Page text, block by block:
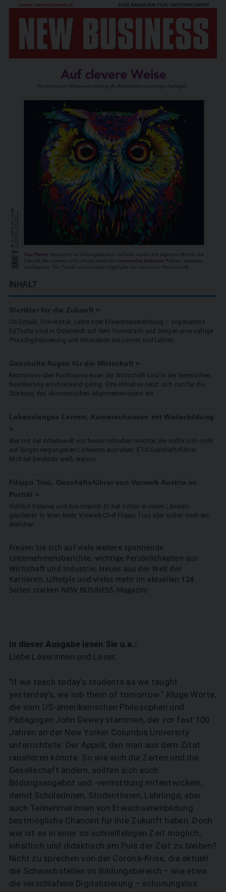
INHALT
Startklar für die Zukunft »
Ob Schule, Universität, Lehre oder Erwachsenenbildung – sogenannte
EdTechs sind in Österreich auf dem Vormarsch und bringen eine saftige
Prise Digitalisierung und Innovation ins Lernen und Lehren
Geschulte Augen für die Wirtschaft »
Kenntnisse über Funktionsweisen der Wirtschaft sind in der heimischen
Bevölkerung erschreckend gering. Eine Initiative setzt sich nun für die
Stärkung des ökonomischen Allgemeinwissens ein.
Lebenslanges Lernen: Karrierechancen mit Weiterbildung
»
Wer mit der Arbeitswelt von heute mithalten möchte, der sollte sich nicht
auf längst vergangenen Lorbeeren ausruhen. ETC-Geschäftsführer
Michael Swoboda weiß, warum.
Filippo Traù, Geschäftsführer von Vorwerk Austria im
Porträt »
Vollblut-Italiener und Kosmopolit: Er hat schon in vielen Ländern
gearbeitet. In Wien bleibt Vorwerk-Chef Filippo Traù aber sicher noch ein
Weilchen.
Freuen Sie sich auf viele weitere spannende
Unternehmensberichte, wichtige Persönlichkeiten aus
Wirtschaft und Industrie, Neues aus der Welt der
Karrieren, Lifestyle und vieles mehr im aktuellen 124
Seiten starken NEW BUSINESS-Magazin!
In dieser Ausgabe lesen Sie u.a.:
Liebe Leserinnen und Leser,
"If we teach today’s students as we taught
yesterday’s, we rob them of tomorrow.“ Kluge Worte,
die vom US-amerikanischen Philosophen und
Pädagogen John Dewey stammen, der vor fast 100
Jahren an der New Yorker Columbia University
unterrichtete. Der Appell, den man aus dem Zitat
raushören könnte: So wie sich die Zeiten und die
Gesellschaft ändern, sollten sich auch
Bildungsangebot und -vermittlung mitentwickeln,
damit SchülerInnen, StudentInnen, Lehrlinge, aber
auch TeilnehmerInnen von Erwachsenenbildung
bestmögliche Chancen für ihre Zukunft haben. Doch
wie ist es in einer so schnelllebigen Zeit möglich,
inhaltlich und didaktisch am Puls der Zeit zu bleiben?
Nicht zu sprechen von der Corona-Krise, die aktuell
die Schwachstellen im Bildungsbereich – wie etwa
die verschlafene Digitalisierung – schonungslos